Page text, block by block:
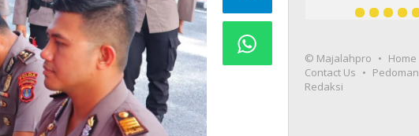
© Majalahpro Home
Contact Us
Pedoman
Redaksi